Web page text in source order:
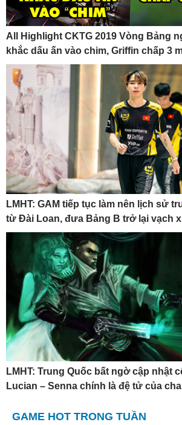
All Highlight CKTG 2019 Vòng Bảng
khắc dấu ấn vào chim, Griffin chấp 3
LMHT: GAM tiếp tục làm nên lịch sử
từ Đài Loan, đưa Bảng B trở lại vạch
LMHT: Trung Quốc bất ngờ cập nhật
Lucian – Senna chính là đệ tử của
GAME HOT TRONG TUẦN